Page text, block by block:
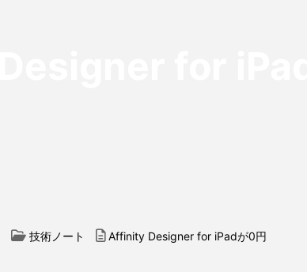
技術ノート Affinity Designer for iPadが0円